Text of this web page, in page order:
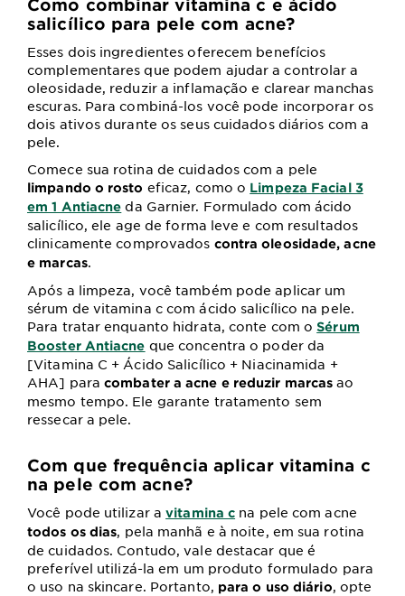
Como combinar vitamina c e ácido
salicílico para pele com acne?
Esses dois ingredientes oferecem benefícios
complementares que podem ajudar a controlar a
oleosidade, reduzir a inflamação e clarear manchas
escuras. Para combiná-los você pode incorporar os
dois ativos durante os seus cuidados diários com a
pele.
Comece sua rotina de cuidados com a pele
limpando o rosto eficaz, como o Limpeza Facial 3
em 1 Antiacne da Garnier. Formulado com ácido
salicílico, ele age de forma leve e com resultados
clinicamente comprovados contra oleosidade, acne
e marcas.
Após a limpeza, você também pode aplicar um
sérum de vitamina c com ácido salicílico na pele.
Para tratar enquanto hidrata, conte com oSérum
Booster Antiacne que concentra o poder da
[Vitamina C + Ácido Salicílico + Niacinamida +
AHA] para combater a acne e reduzir marcas ao
mesmo tempo. Ele garante tratamento sem
ressecar a pele.
Com que frequência aplicar vitamina c
na pele com acne?
Você pode utilizar avitamina c na pele com acne
todos os dias, pela manhã e à noite, em sua rotina
de cuidados. Contudo, vale destacar que é
preferível utilizá-la em um produto formulado para
o uso na skincare. Portanto, para o uso diário, opte